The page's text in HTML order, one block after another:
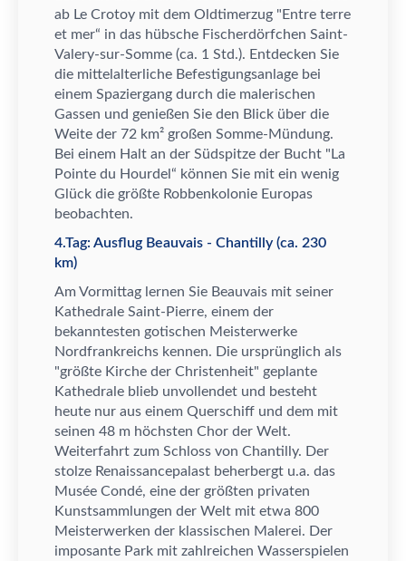
ab Le Crotoy mit dem Oldtimerzug "Entre terre
et mer“ in das hübsche Fischerdörfchen Saint-
Valery-sur-Somme (ca. 1 Std.). Entdecken Sie
die mittelalterliche Befestigungsanlage bei
einem Spaziergang durch die malerischen
Gassen und genießen Sie den Blick über die
Weite der 72 km² großen Somme-M ündung.
Bei einem Halt an der Südspitze der Bucht "La
Pointe du Hourdel “ können Sie mit ein wenig
Gl ück die größte Robbenkolonie Europas
beobachten.
4.Tag: Ausflug Beauvais - Chantilly (ca. 230
km)
Am Vormittag lernen Sie Beauvais mit seiner
Kathedrale Saint-Pierre, einem der
bekanntesten gotischen Meisterwerke
Nordfrankreichs kennen. Die ursprünglich als
"größte Kirche der Christenheit" geplante
Kathedrale blieb unvollendet und besteht
heute nur aus einem Querschiff und dem mit
seinen 48 m höchsten Chor der Welt.
Weiterfahrt zum Schloss von Chantilly. Der
stolze Renaissancepalast beherbergt u.a. das
Musée Condé, eine der größten privaten
Kunstsammlungen der Welt mit etwa 800
Meisterwerken der klassischen Malerei. Der
imposante Park mit zahlreichen Wasserspielen